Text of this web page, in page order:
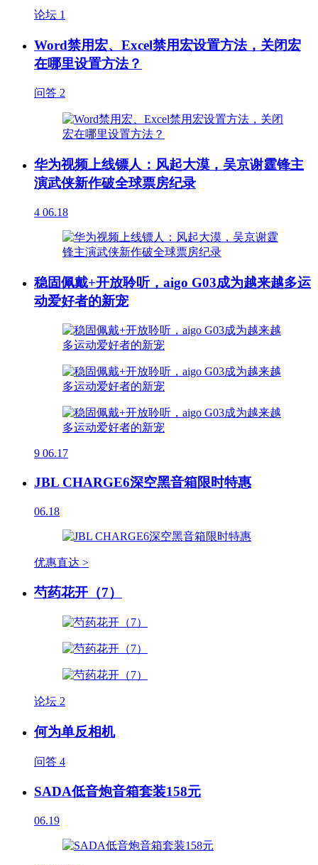
论坛 1
Word禁用宏、Excel禁用宏设置方法，关闭宏
在哪里设置方法？
问答 2
华为视频上线镖人：风起大漠，吴京谢霆锋主
演武侠新作破全球票房纪录
4 06.18
稳固佩戴+开放聆听，aigo G03成为越来越多运
动爱好者的新宠
9 06.17
JBL CHARGE6深空黑音箱限时特惠
06.18
优惠直达 >
芍药花开（7）
论坛 2
何为单反相机
问答 4
SADA低音炮音箱套装158元
06.19